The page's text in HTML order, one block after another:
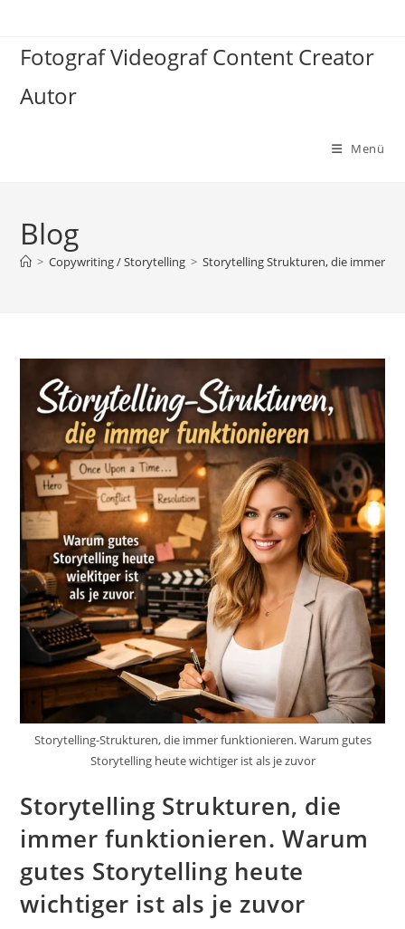
springen
Fotograf Videograf Content Creator
Autor
Menü
Blog
> Copywriting / Storytelling > Storytelling Strukturen, die immer
Storytelling-Strukturen, die immer funktionieren. Warum gutes
Storytelling heute wichtiger ist als je zuvor
Storytelling Strukturen, die
immer funktionieren. Warum
gutes Storytelling heute
wichtiger ist als je zuvor